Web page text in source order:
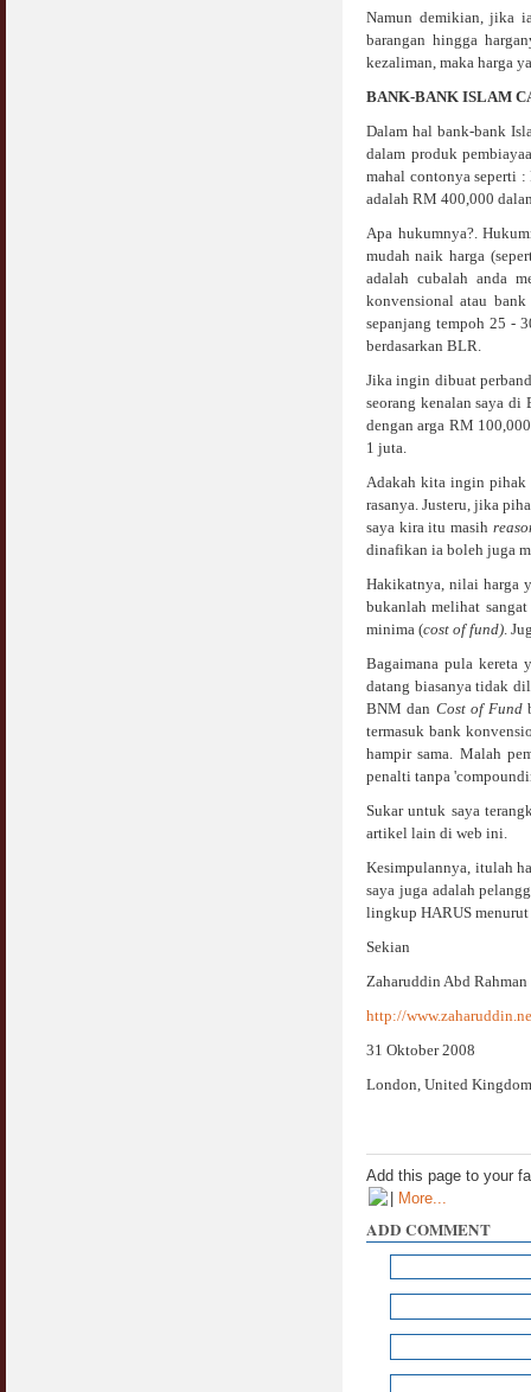
Namun demikian, jika
barangan hingga
kezaliman, maka harga
BANK-BANK ISLAM
Dalam hal bank-bank
dalam produk
mahal contonya seperti
adalah RM 400,000
Apa hukumnya?.
mudah naik harga
adalah cubalah anda
konvensional atau
sepanjang tempoh 25 -
berdasarkan BLR.
Jika ingin dibuat
seorang kenalan saya di
dengan arga RM
1 juta.
Adakah kita ingin pihak
rasanya. Justeru, jika
saya kira itu masih
dinafikan ia boleh juga
Hakikatnya, nilai harga
bukanlah melihat
minima (cost of fund).
Bagaimana pula kereta
datang biasanya tidak
BNM dan Cost of Fund
termasuk bank
hampir sama. Malah
penalti tanpa
Sukar untuk saya
artikel lain di web ini.
Kesimpulannya, itulah
saya juga adalah
lingkup HARUS menurut
Sekian
Zaharuddin Abd Rahman
http://
31 Oktober 2008
London, United Kingdom
Add this page to your
| More...
ADD COMMENT